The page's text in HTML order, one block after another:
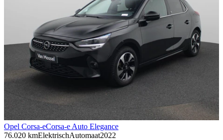
Opel Corsa-eCorsa-e Auto Elegance
76.020 kmElektrischAutomaat2022